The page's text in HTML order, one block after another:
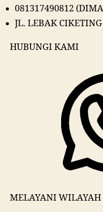
081317490812
JL. LEBAK
HUBUNGI KAMI
MELAYANI WILAYAH